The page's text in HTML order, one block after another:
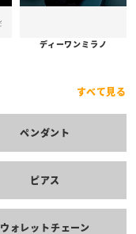
ディーワンミラノ
すべて見る
ペンダント
ピアス
ウォレットチェーン